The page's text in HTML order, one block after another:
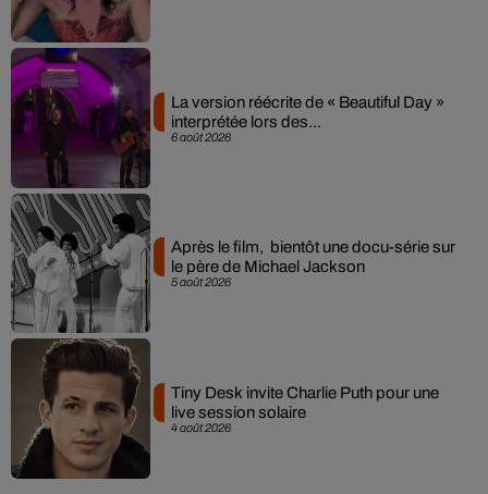
6 août 2026
La version réécrite de « Beautiful Day »
interprétée lors des...
5 août 2026
Après le film, bientôt une docu-série sur
le père de Michael Jackson
4 août 2026
Tiny Desk invite Charlie Puth pour une
live session solaire